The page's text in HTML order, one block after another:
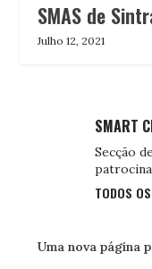
SMAS de
Julho 12, 2021
SMART
Secção
TODOS
Uma nova página